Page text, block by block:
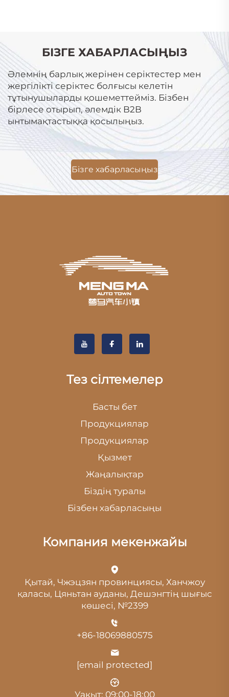
БІЗГЕ ХАБАРЛАСЫҢЫЗ
Әлемнің барлық жерінен серіктестер мен
жергілікті серіктес болғысы келетін
тұтынушыларды қошеметтейміз. Бізбен
бірлесе отырып, әлемдік B2B
ынтымақтастыққа қосылыңыз.
Бізге хабарласыңыз
Тез сілтемелер
Басты бет
Продукциялар
Продукциялар
Қызмет
Жаңалықтар
Біздің туралы
Бізбен хабарласыңы
Компания мекенжайы
Қытай, Чжэцзян провинциясы, Ханчжоу
қаласы, Цяньтан ауданы, Дешэнгтің шығыс
көшесі, №2399
+86-18069880575
[email protected]
Уақыт: 09:00-18:00